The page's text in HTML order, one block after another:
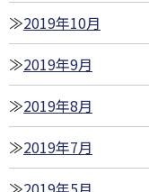
2019年10月
2019年9月
2019年8月
2019年7月